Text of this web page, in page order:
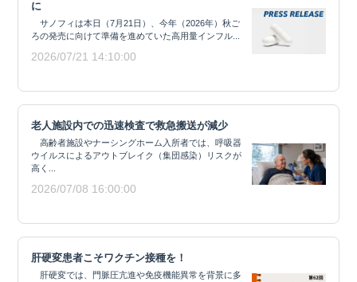
に
サノフィは本日（7月21日）、今年（2026年）秋ご
ろの発売に向けて準備を進めていた高用量インフル...
2026/07/21 14:10:00
老人施設内での迅速検査で救急搬送が減少
高齢者施設やナーシングホーム入所者では、呼吸器
ウイルスによるアウトブレイク（集団感染）リスクが
高く...
2026/07/08 16:00:00
肝硬変患者こそワクチン接種を！
肝硬変では、門脈圧亢進や免疫機能異常を背景に多